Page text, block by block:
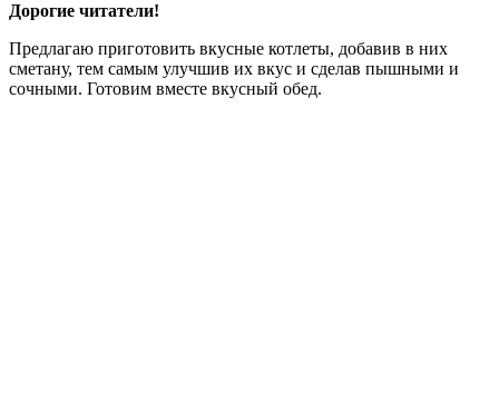
Дорогие читатели!
Предлагаю приготовить вкусные котлеты, добавив в них
сметану, тем самым улучшив их вкус и сделав пышными и
сочными. Готовим вместе вкусный обед.